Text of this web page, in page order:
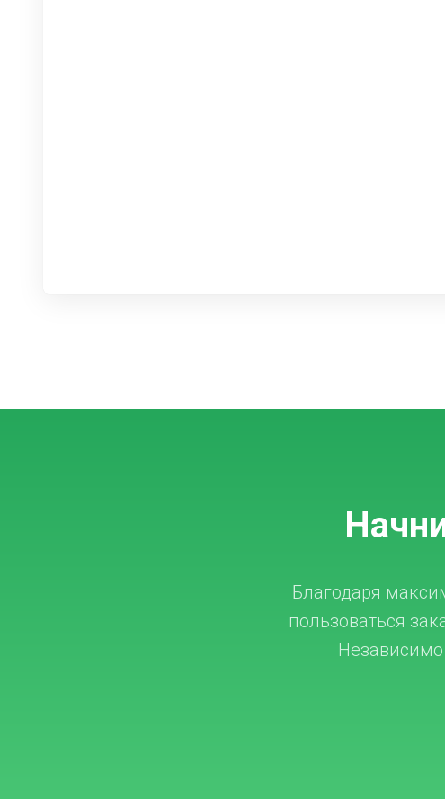
Благодаря
пользоваться
Независимо